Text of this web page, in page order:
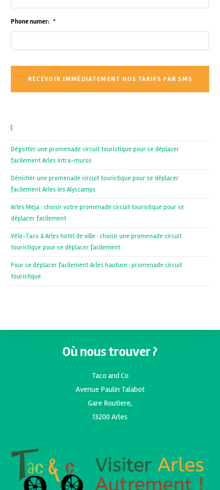
Phone numer: *
Dégotter une promenade circuit touristique pour se déplacer
facilement Arles intra-muros
Dénicher une promenade circuit touristique pour se déplacer
facilement Arles les Alyscamps
Arles Meja : choisir votre promenade circuit touristique pour se
déplacer facilement
Vélo-Taco à Arles hotel de ville : choisir une promenade circuit
touristique pour se déplacer facilement
Pour se déplacer facilement Arles hauture : promenade circuit
touristique
Où nous trouver ?
Taco and Co
Avenue Paulin Talabot
Gare Routiere,
13200 Arles